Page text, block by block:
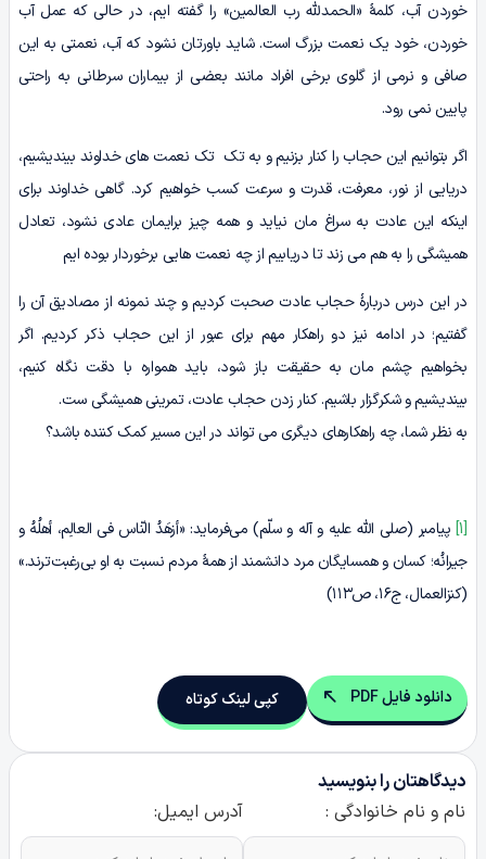
خوردن آب، کلمۀ «الحمدلله رب العالمین» را گفته ایم، در حالی که عمل آب
خوردن، خود یک نعمت بزرگ است. شاید باورتان نشود که آب، نعمتی به این
صافی و نرمی از گلوی برخی افراد مانند بعضی از بیماران سرطانی به راحتی
پایین نمی رود.
اگر بتوانیم این حجاب را کنار بزنیم و به تک تک نعمت های خداوند بیندیشیم،
دریایی از نور، معرفت، قدرت و سرعت کسب خواهیم کرد. گاهی خداوند برای
اینکه این عادت به سراغ مان نیاید و همه چیز برایمان عادی نشود، تعادل
همیشگی را به هم می زند تا دریابیم از چه نعمت هایی برخوردار بوده ایم
در این درس دربارۀ حجاب عادت صحبت کردیم و چند نمونه از مصادیق آن را
گفتیم؛ در ادامه نیز دو راهکار مهم برای عبور از این حجاب ذکر کردیم. اگر
بخواهیم چشم مان به حقیقت باز شود، باید همواره با دقت نگاه کنیم،
بیندیشیم و شکرگزار باشیم. کنار زدن حجاب عادت، تمرینی همیشگی ست.
به نظر شما، چه راهکارهای دیگری می تواند در این مسیر کمک کننده باشد؟
[1] پیامبر (صلی الله علیه و آله و سلّم) می‌فرماید: «أزهَدُ النّاس فی العالِم، أهلُهُ و
جیرانُه؛ کسان و همسایگان مرد دانشمند از همۀ مردم نسبت به او بى‌رغبت‌ترند.»
(کنزالعمال، ج۱۶، ص۱۱۳)
دانلود فایل PDF کپی لینک کوتاه
دیدگاهتان را بنویسید
نام و نام خانوادگی :
آدرس ایمیل: